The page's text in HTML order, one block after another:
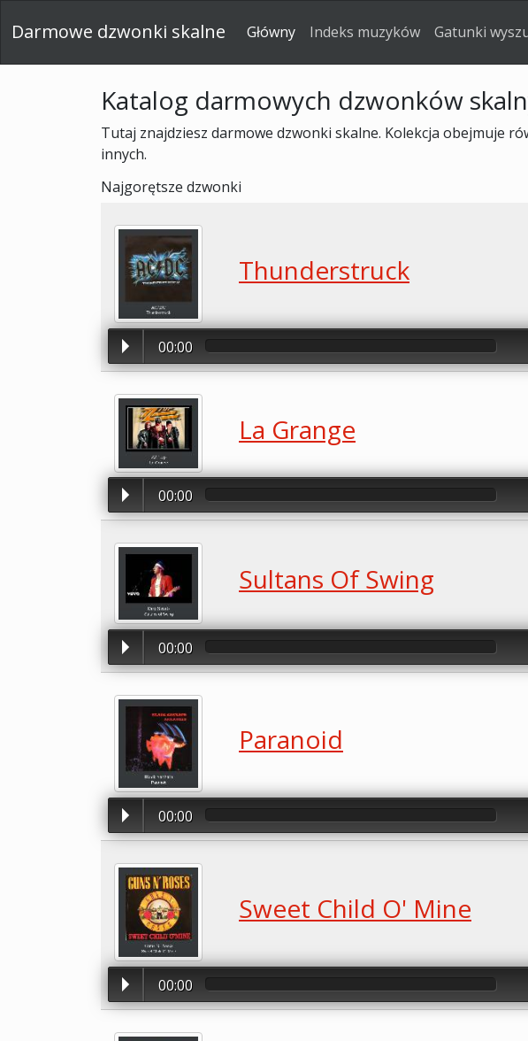
Darmowe dzwonki skalne Główny Indeks muzyków Gatunki
Katalog darmowych dzwonków
Tutaj znajdziesz darmowe dzwonki skalne. Kolekcja obejmuje
innych.
Najgorętsze dzwonki
Thunderstruck
00:00
La Grange
00:00
Sultans Of Swing
00:00
Paranoid
00:00
Sweet Child O' Mine
00:00